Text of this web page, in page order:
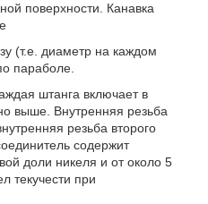
поверхности. Канавка
(т.е. диаметр на каждом
параболе.
штанга включает в
выше. Внутренняя резьба
резьба второго
содержит
доли никеля и от около 5
текучести при